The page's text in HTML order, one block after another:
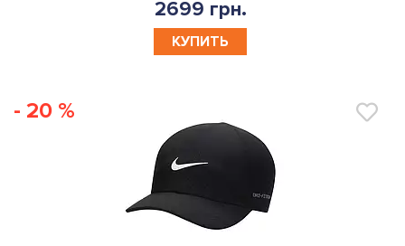
2699 грн.
КУПИТЬ
- 20 %